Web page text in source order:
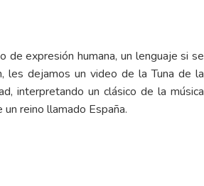
expresión humana, un lenguaje si se
dejamos un video de la Tuna de la
interpretando un clásico de la música
reino llamado España.